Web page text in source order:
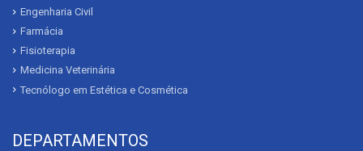
Engenharia Civil
Farmácia
Fisioterapia
Medicina Veterinária
Tecnólogo em Estética e Cosmética
DEPARTAMENTOS